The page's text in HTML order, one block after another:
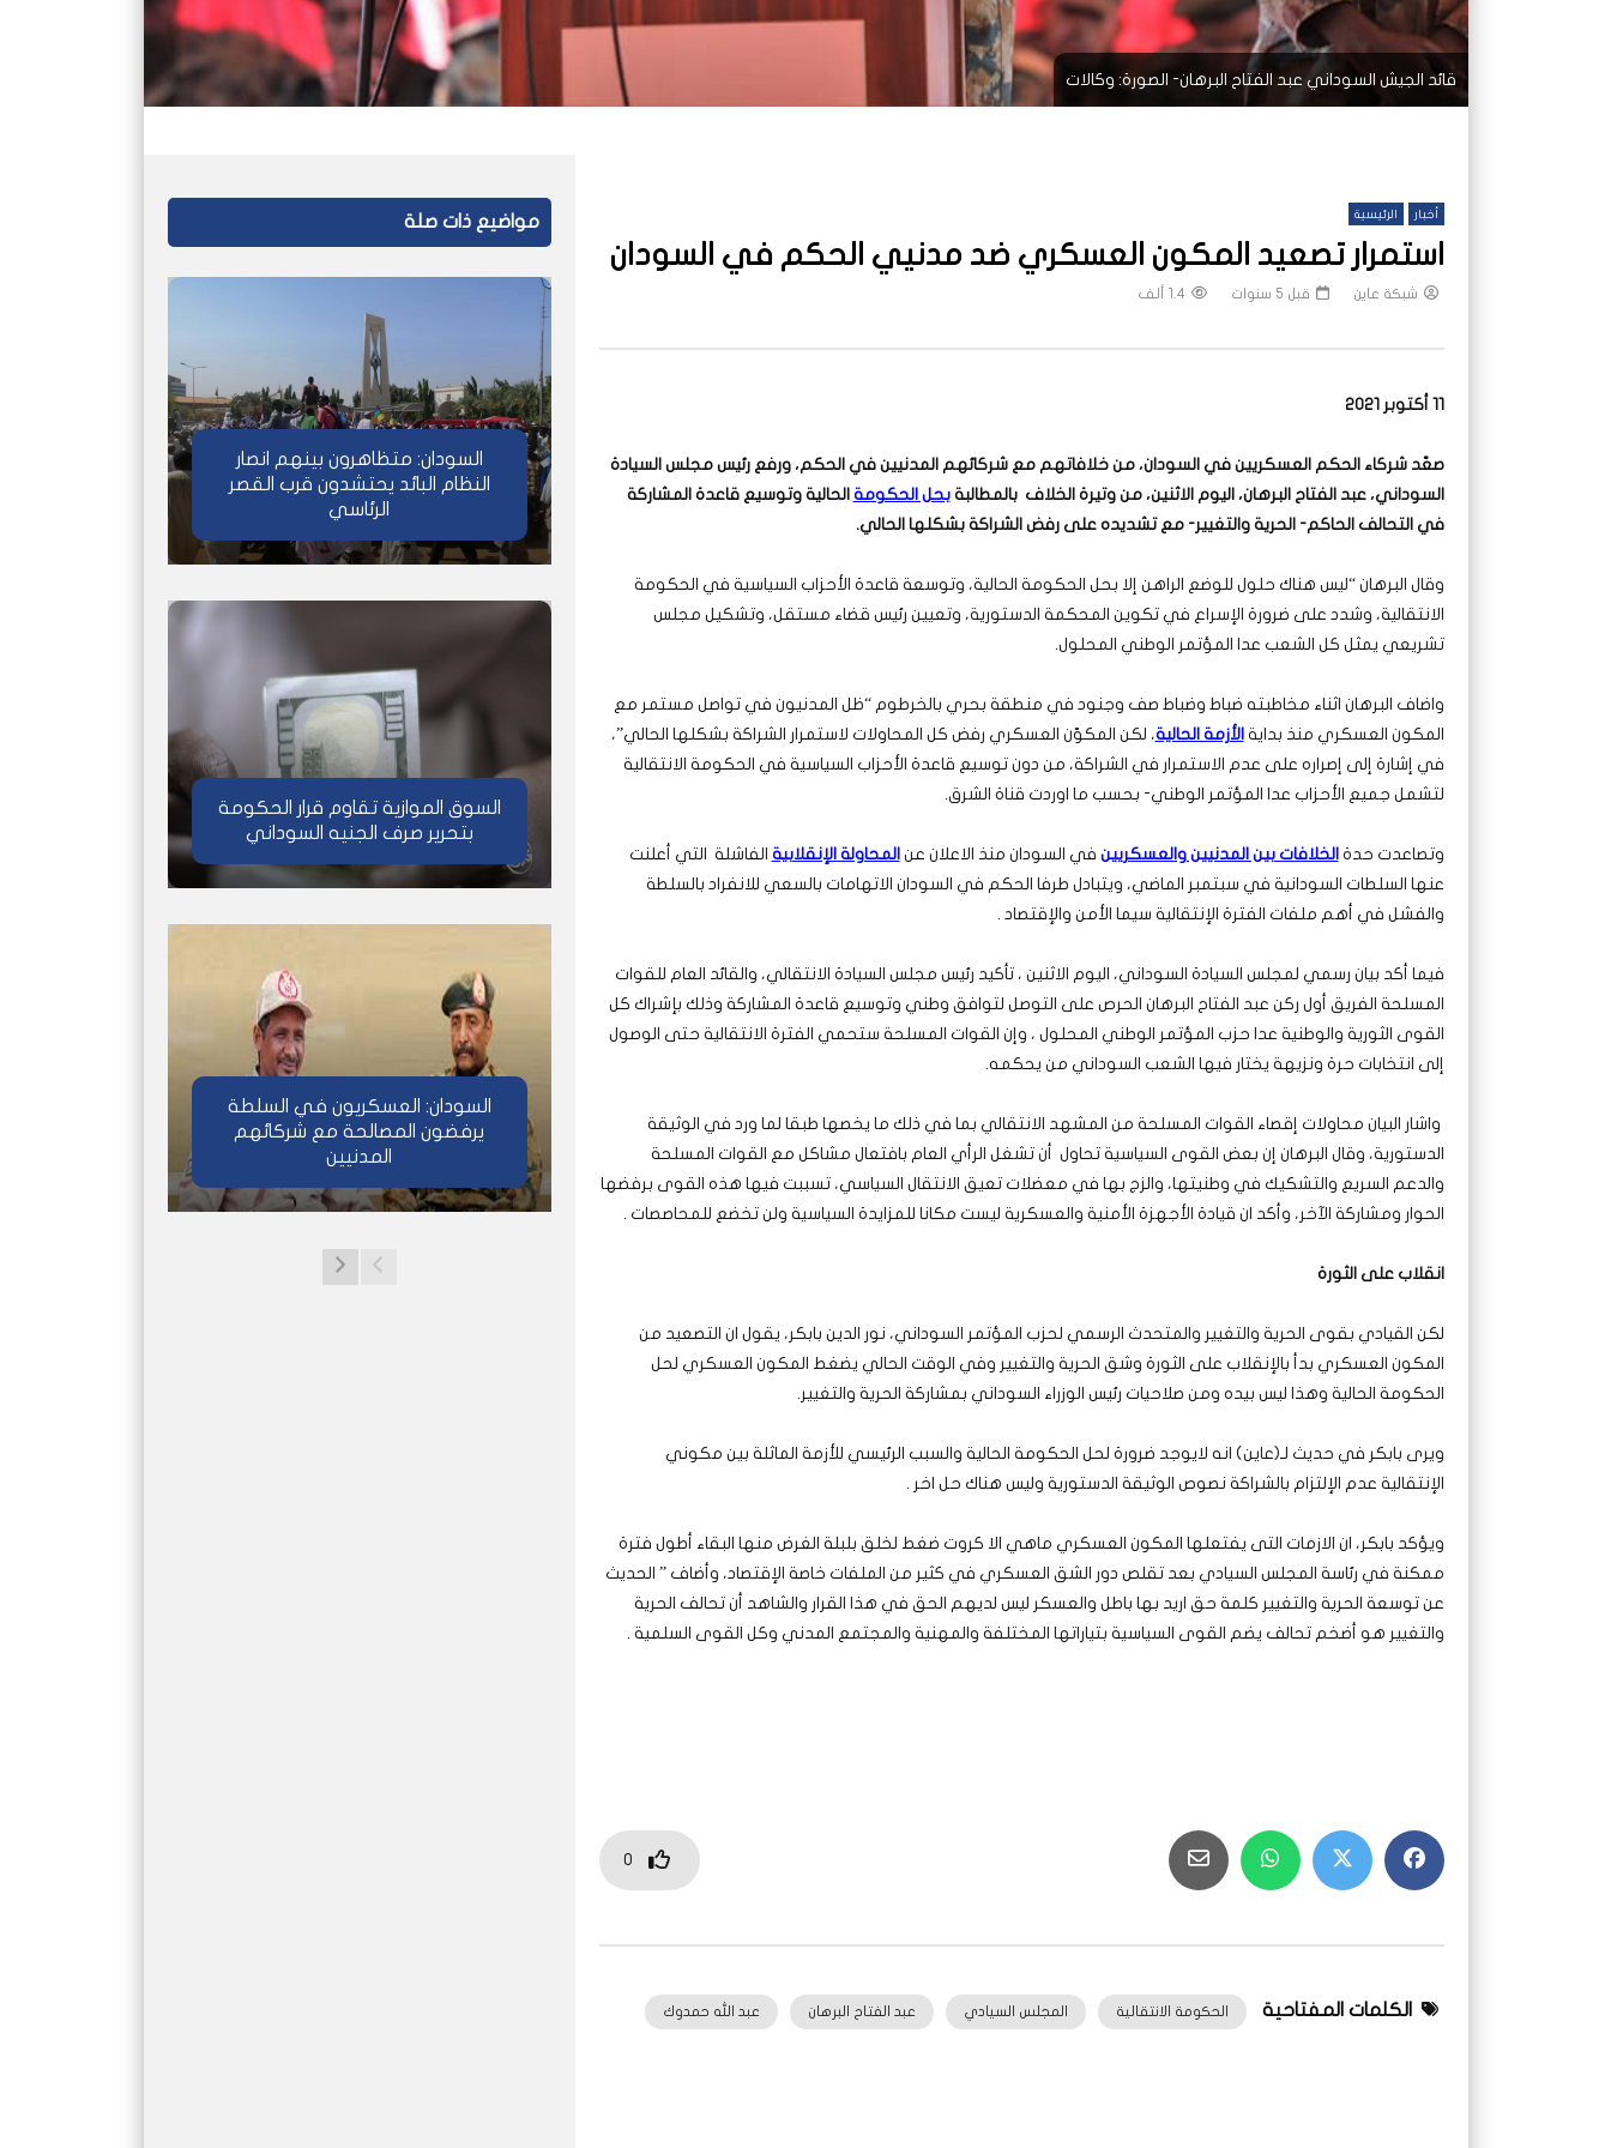
قائد الجيش السوداني عبد الفتاح البرهان- الصورة: وكالات
أخبار الرئيسية
استمرار تصعيد المكون العسكري ضد مدنيي الحكم في السودان
شبكة عاين قبل 5 سنوات 1.4 ألف
11 أكتوبر 2021
صعّد شركاء الحكم العسكريين في السودان، من خلافاتهم مع شركائهم المدنيين في الحكم، ورفع رئيس مجلس السيادة
السوداني، عبد الفتاح البرهان، اليوم الاثنين، من وتيرة الخلاف بالمطالبةبحل الحكومة الحالية وتوسيع قاعدة المشاركة
في التحالف الحاكم- الحرية والتغيير- مع تشديده على رفض الشراكة بشكلها الحالي.
وقال البرهان “ليس هناك حلول للوضع الراهن إلا بحل الحكومة الحالية، وتوسعة قاعدة الأحزاب السياسية في الحكومة
الانتقالية، وشدد على ضرورة الإسراع في تكوين المحكمة الدستورية، وتعيين رئيس قضاء مستقل، وتشكيل مجلس
تشريعي يمثل كل الشعب عدا المؤتمر الوطني المحلول.
واضاف البرهان اثناء مخاطبته ضباط وضباط صف وجنود في منطقة بحري بالخرطوم “ظل المدنيون في تواصل مستمر مع
المكون العسكري منذ بدايةالأزمة الحالية، لكن المكوّن العسكري رفض كل المحاولات لاستمرار الشراكة بشكلها الحالي”،
في إشارة إلى إصراره على عدم الاستمرار في الشراكة، من دون توسيع قاعدة الأحزاب السياسية في الحكومة الانتقالية
لتشمل جميع الأحزاب عدا المؤتمر الوطني- بحسب ما اوردت قناة الشرق.
وتصاعدت حدةالخلافات بين المدنيين والعسكريين في السودان منذ الاعلان عنالمحاولة الإنقلابية الفاشلة التي أعلنت
عنها السلطات السودانية في سبتمبر الماضي، ويتبادل طرفا الحكم في السودان الاتهامات بالسعي للانفراد بالسلطة
والفشل في أهم ملفات الفترة الإنتقالية سيما الأمن والإقتصاد .
فيما أكد بيان رسمي لمجلس السيادة السوداني، اليوم الاثنين ، تأكيد رئيس مجلس السيادة الانتقالي، والقائد العام للقوات
المسلحة الفريق أول ركن عبد الفتاح البرهان الحرص على التوصل لتوافق وطني وتوسيع قاعدة المشاركة وذلك بإشراك كل
القوى الثورية والوطنية عدا حزب المؤتمر الوطني المحلول ، وإن القوات المسلحة ستحمي الفترة الانتقالية حتى الوصول
إلى انتخابات حرة ونزيهة يختار فيها الشعب السوداني من يحكمه.
واشار البيان محاولات إقصاء القوات المسلحة من المشهد الانتقالي بما في ذلك ما يخصها طبقا لما ورد في الوثيقة
الدستورية، وقال البرهان إن بعض القوى السياسية تحاول أن تشغل الرأي العام بافتعال مشاكل مع القوات المسلحة
والدعم السريع والتشكيك في وطنيتها، والزج بها في معضلات تعيق الانتقال السياسي، تسببت فيها هذه القوى برفضها
الحوار ومشاركة الآخر، وأكد ان قيادة الأجهزة الأمنية والعسكرية ليست مكانا للمزايدة السياسية ولن تخضع للمحاصصات .
انقلاب على الثورة
لكن القيادي بقوى الحرية والتغيير والمتحدث الرسمي لحزب المؤتمر السوداني، نور الدين بابكر، يقول ان التصعيد من
المكون العسكري بدأ بالإنقلاب على الثورة وشق الحرية والتغيير وفي الوقت الحالي يضغط المكون العسكري لحل
الحكومة الحالية وهذا ليس بيده ومن صلاحيات رئيس الوزراء السوداني بمشاركة الحرية والتغيير.
ويرى بابكر في حديث لـ(عاين) انه لايوجد ضرورة لحل الحكومة الحالية والسبب الرئيسي للأزمة الماثلة بين مكوني
الإنتقالية عدم الإلتزام بالشراكة نصوص الوثيقة الدستورية وليس هناك حل اخر .
ويؤكد بابكر، ان الازمات التى يفتعلها المكون العسكري ماهي الا كروت ضغط لخلق بلبلة الغرض منها البقاء أطول فترة
ممكنة في رئاسة المجلس السيادي بعد تقلص دور الشق العسكري في كثير من الملفات خاصة الإقتصاد، وأضاف ” الحديث
عن توسعة الحرية والتغيير كلمة حق اريد بها باطل والعسكر ليس لديهم الحق في هذا القرار والشاهد أن تحالف الحرية
والتغيير هو أضخم تحالف يضم القوى السياسية بتياراتها المختلفة والمهنية والمجتمع المدني وكل القوى السلمية .
0
الكلمات المفتاحية الحكومة الانتقالية المجلس السيادي عبد الفتاح البرهان عبد الله حمدوك
مواضيع ذات صلة
السودان: متظاهرون بينهم انصار
النظام البائد يحتشدون قرب القصر
الرئاسي
السوق الموازية تقاوم قرار الحكومة
بتحرير صرف الجنيه السوداني
السودان: العسكريون في السلطة
يرفضون المصالحة مع شركائهم
المدنيين